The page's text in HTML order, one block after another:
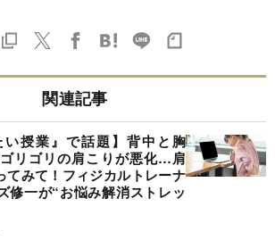
関連記事
い授業』で話題】背中と胸
リゴリの肩こりが悪化…肩
てみて！フィジカルトレーナ
修一が“お悩み解消ストレッ